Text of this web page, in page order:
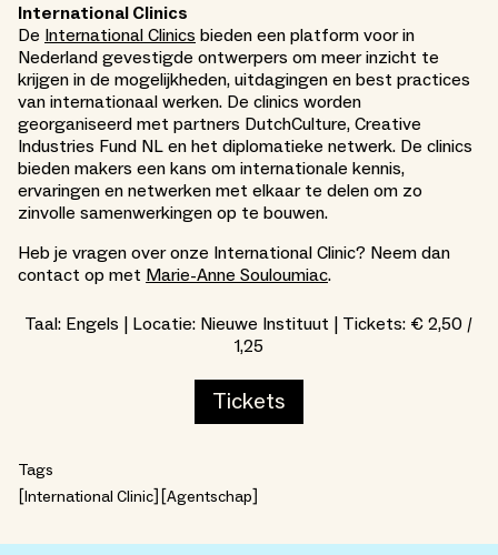
International Clinics
De International Clinics bieden een platform voor in
Nederland gevestigde ontwerpers om meer inzicht te
krijgen in de mogelijkheden, uitdagingen en best practices
van internationaal werken. De clinics worden
georganiseerd met partners DutchCulture, Creative
Industries Fund NL en het diplomatieke netwerk. De clinics
bieden makers een kans om internationale kennis,
ervaringen en netwerken met elkaar te delen om zo
zinvolle samenwerkingen op te bouwen.
Heb je vragen over onze International Clinic? Neem dan
contact op met Marie-Anne Souloumiac.
Taal: Engels | Locatie: Nieuwe Instituut | Tickets: € 2,50 /
1,25
Tickets
Tags
International Clinic
Agentschap